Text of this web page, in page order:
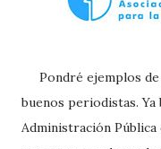
Pondré ejemplos de
buenos periodistas.
Administración Pública